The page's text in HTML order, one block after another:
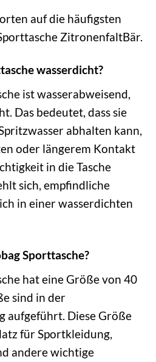
auf die häufigsten
ZitronenfaltBär.
wasserdicht?
ist wasserabweisend,
Das bedeutet, dass sie
abhalten kann,
oder längerem Kontakt
in die Tasche
sich, empfindliche
in einer wasserdichten
Sporttasche?
hat eine Größe von 40
sind in der
aufgeführt. Diese Größe
für Sportkleidung,
andere wichtige